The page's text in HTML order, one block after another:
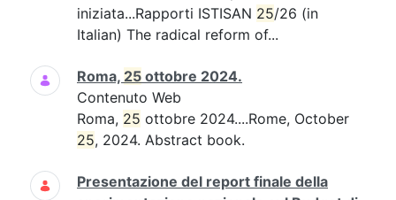
iniziata...Rapporti ISTISAN 25/26 (in
Italian) The radical reform of...
Roma, 25 ottobre 2024.
Contenuto Web
Roma, 25 ottobre 2024....Rome, October
25, 2024. Abstract book.
Presentazione del report finale della